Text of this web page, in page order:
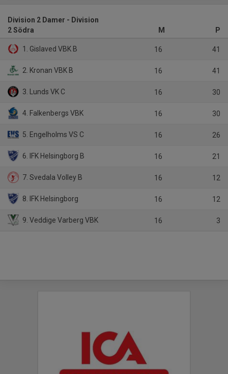
Division 2 Damer - Division
2 Södra
M P
1. Gislaved VBK B 16 41
2. Kronan VBK B 16 41
3. Lunds VK C 16 30
4. Falkenbergs VBK 16 30
5. Engelholms VS C 16 26
6. IFK Helsingborg B 16 21
7. Svedala Volley B 16 12
8. IFK Helsingborg 16 12
9. Veddige Varberg VBK 16 3